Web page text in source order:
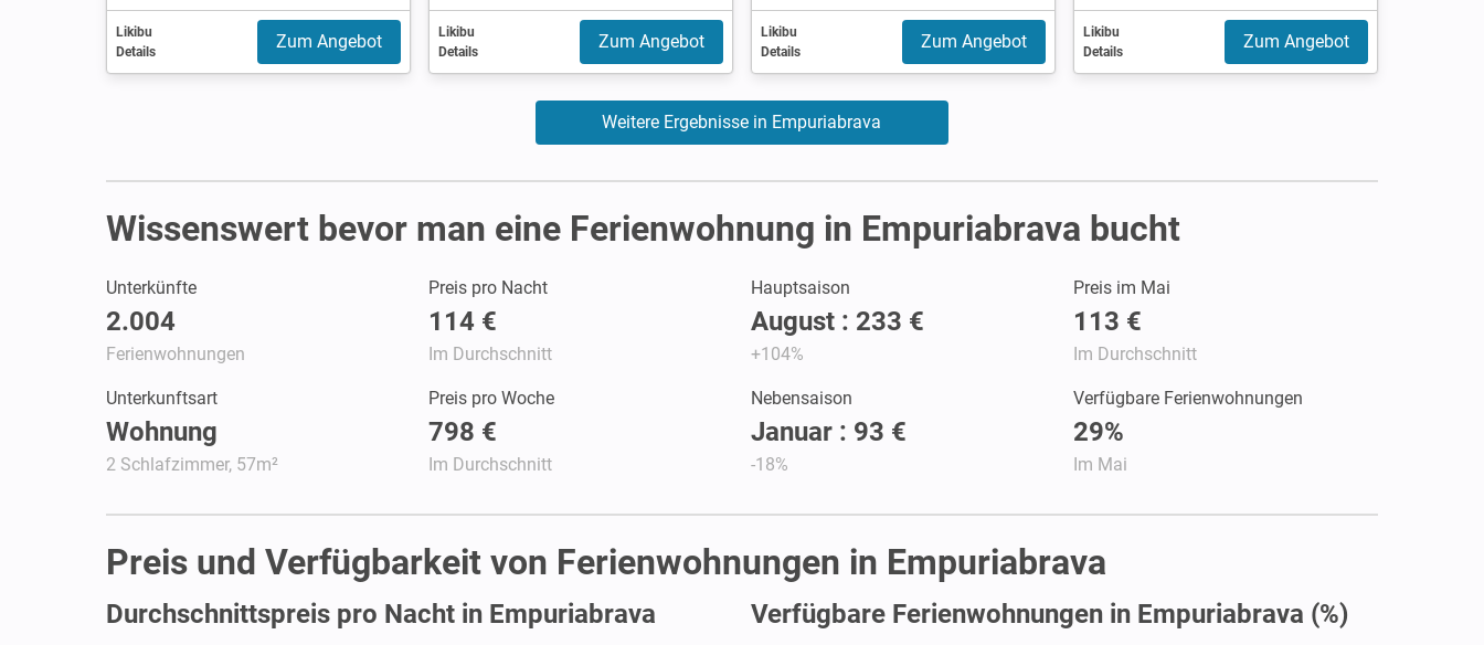
Likibu
Details
Zum Angebot
Likibu
Details
Zum Angebot
Likibu
Details
Zum Angebot
Likibu
Details
Zum Angebot
Weitere Ergebnisse in Empuriabrava
Wissenswert bevor man eine Ferienwohnung in Empuriabrava bucht
Unterkünfte
2.004
Ferienwohnungen
Preis pro Nacht
114 €
Im Durchschnitt
Hauptsaison
August : 233 €
+104%
Preis im Mai
113 €
Im Durchschnitt
Unterkunftsart
Wohnung
2 Schlafzimmer, 57m²
Preis pro Woche
798 €
Im Durchschnitt
Nebensaison
Januar : 93 €
-18%
Verfügbare Ferienwohnungen
29%
Im Mai
Preis und Verfügbarkeit von Ferienwohnungen in Empuriabrava
Durchschnittspreis pro Nacht in Empuriabrava Verfügbare Ferienwohnungen in Empuriabrava (%)